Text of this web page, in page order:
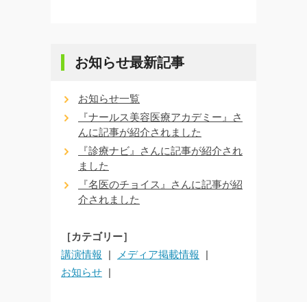
お知らせ最新記事
お知らせ一覧
『ナールス美容医療アカデミー』さ
んに記事が紹介されました
『診療ナビ』さんに記事が紹介され
ました
『名医のチョイス』さんに記事が紹
介されました
［カテゴリー］
講演情報
メディア掲載情報
お知らせ